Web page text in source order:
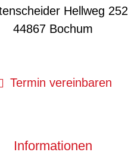
Hellweg 252
44867 Bochum
Termin vereinbaren
Informationen